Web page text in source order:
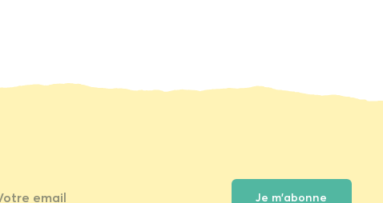
Je m'abonne